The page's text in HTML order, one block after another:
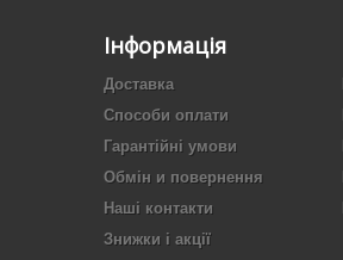
Інформація
Доставка
Способи оплати
Гарантійні умови
Обмін и повернення
Наші контакти
Знижки і акції